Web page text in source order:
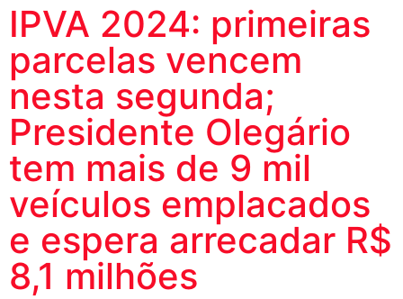
IPVA 2024: primeiras
parcelas vencem
nesta segunda;
Presidente Olegário
tem mais de 9 mil
veículos emplacados
e espera arrecadar R$
8,1 milhões